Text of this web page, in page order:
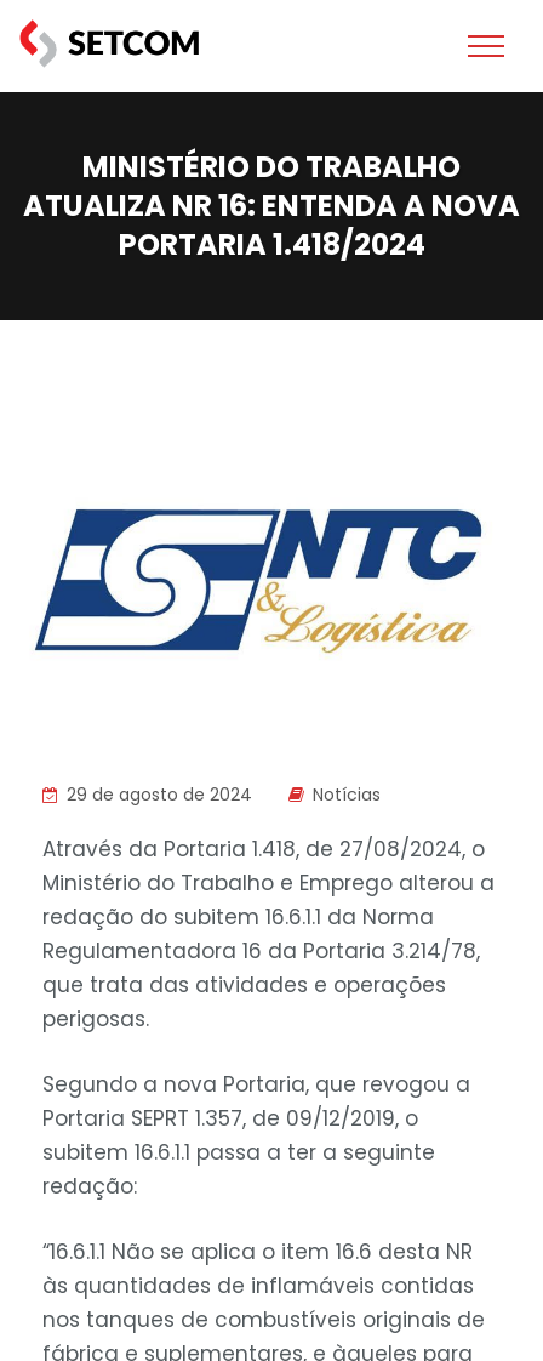
MINISTÉRIO DO TRABALHO
ATUALIZA NR 16: ENTENDA A NOVA
PORTARIA 1.418/2024
29 de agosto de 2024 Notícias
Através da Portaria 1.418, de 27/08/2024, o
Ministério do Trabalho e Emprego alterou a
redação do subitem 16.6.1.1 da Norma
Regulamentadora 16 da Portaria 3.214/78,
que trata das atividades e operações
perigosas.
Segundo a nova Portaria, que revogou a
Portaria SEPRT 1.357, de 09/12/2019, o
subitem 16.6.1.1 passa a ter a seguinte
redação:
“16.6.1.1 Não se aplica o item 16.6 desta NR
às quantidades de inflamáveis contidas
nos tanques de combustíveis originais de
fábrica e suplementares, e àqueles para